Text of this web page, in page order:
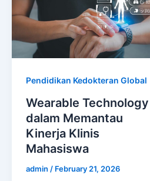
Pendidikan Kedokteran Global
Wearable Technology
dalam Memantau
Kinerja Klinis
Mahasiswa
admin / February 21, 2026